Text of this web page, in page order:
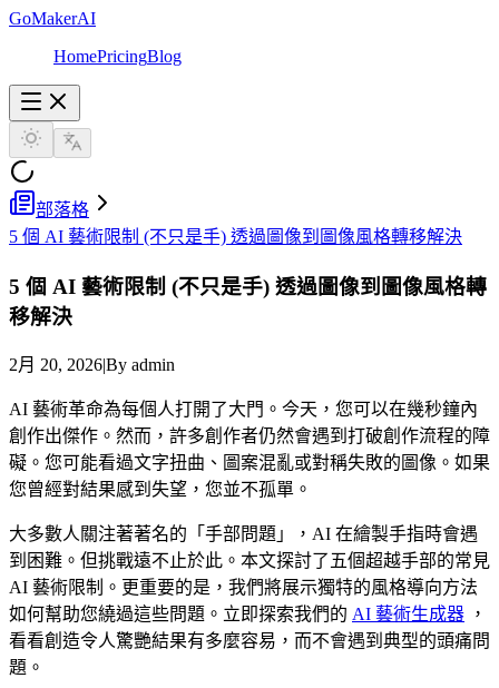
GoMakerAI
HomePricingBlog
部落格
5 個 AI 藝術限制 (不只是手) 透過圖像到圖像風格轉移解決
5 個 AI 藝術限制 (不只是手) 透過圖像到圖像風格轉
移解決
2月 20, 2026|By admin
AI 藝術革命為每個人打開了大門。今天，您可以在幾秒鐘內
創作出傑作。然而，許多創作者仍然會遇到打破創作流程的障
礙。您可能看過文字扭曲、圖案混亂或對稱失敗的圖像。如果
您曾經對結果感到失望，您並不孤單。
大多數人關注著著名的「手部問題」，AI 在繪製手指時會遇
到困難。但挑戰遠不止於此。本文探討了五個超越手部的常見
AI 藝術限制。更重要的是，我們將展示獨特的風格導向方法
如何幫助您繞過這些問題。立即探索我們的 AI 藝術生成器 ，
看看創造令人驚艷結果有多麼容易，而不會遇到典型的頭痛問
題。